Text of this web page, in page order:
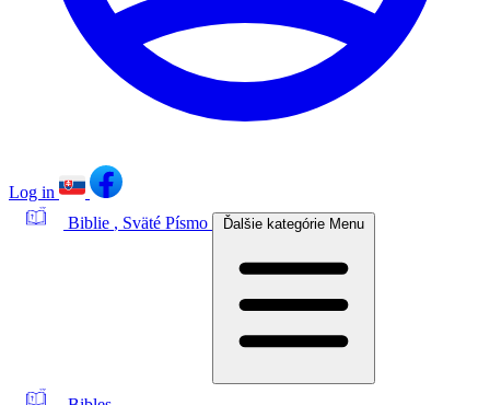
Log in
Biblie , Sväté Písmo Ďalšie kategórie Menu